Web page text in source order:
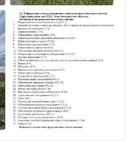
обременения
и организую показ.